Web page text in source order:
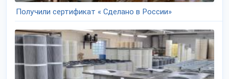
Получили сертификат « Сделано в России»